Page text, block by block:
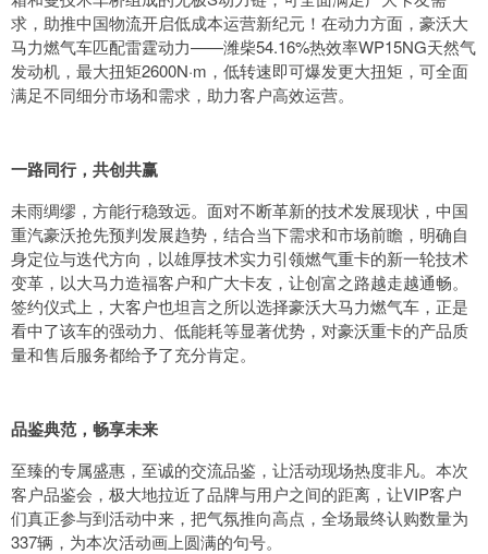
求，助推中国物流开启低成本运营新纪元！在动力方面，豪沃大
马力燃气车匹配雷霆动力——潍柴54.16%热效率WP15NG天然气
发动机，最大扭矩2600N·m，低转速即可爆发更大扭矩，可全面
满足不同细分市场和需求，助力客户高效运营。
一路同行，共创共赢
未雨绸缪，方能行稳致远。面对不断革新的技术发展现状，中国
重汽豪沃抢先预判发展趋势，结合当下需求和市场前瞻，明确自
身定位与迭代方向，以雄厚技术实力引领燃气重卡的新一轮技术
变革，以大马力造福客户和广大卡友，让创富之路越走越通畅。
签约仪式上，大客户也坦言之所以选择豪沃大马力燃气车，正是
看中了该车的强动力、低能耗等显著优势，对豪沃重卡的产品质
量和售后服务都给予了充分肯定。
品鉴典范，畅享未来
至臻的专属盛惠，至诚的交流品鉴，让活动现场热度非凡。本次
客户品鉴会，极大地拉近了品牌与用户之间的距离，让VIP客户
们真正参与到活动中来，把气氛推向高点，全场最终认购数量为
337辆，为本次活动画上圆满的句号。